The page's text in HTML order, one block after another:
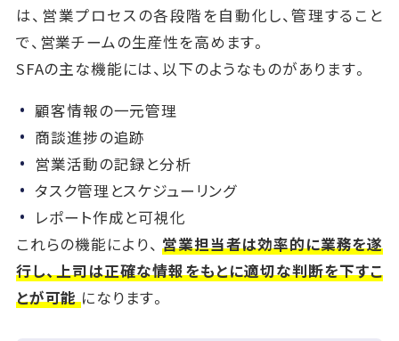
は、営業プロセスの各段階を自動化し、管理すること
で、営業チームの生産性を高めます。
SFAの主な機能には、以下のようなものがあります。
顧客情報の一元管理
商談進捗の追跡
営業活動の記録と分析
タスク管理とスケジューリング
レポート作成と可視化
これらの機能により、営業担当者は効率的に業務を遂
行し、上司は正確な情報をもとに適切な判断を下すこ
とが可能になります。